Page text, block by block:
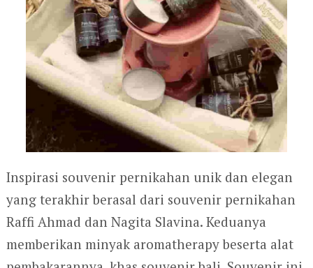
Inspirasi souvenir pernikahan unik dan elegan
yang terakhir berasal dari souvenir pernikahan
Raffi Ahmad dan Nagita Slavina. Keduanya
memberikan minyak aromatherapy beserta alat